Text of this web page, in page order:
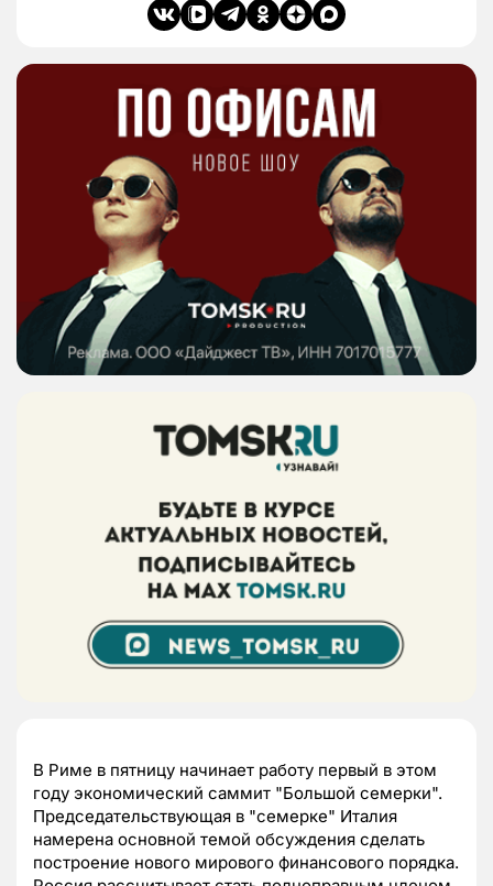
В Риме в пятницу начинает работу первый в этом
году экономический саммит "Большой семерки".
Председательствующая в "семерке" Италия
намерена основной темой обсуждения сделать
построение нового мирового финансового порядка.